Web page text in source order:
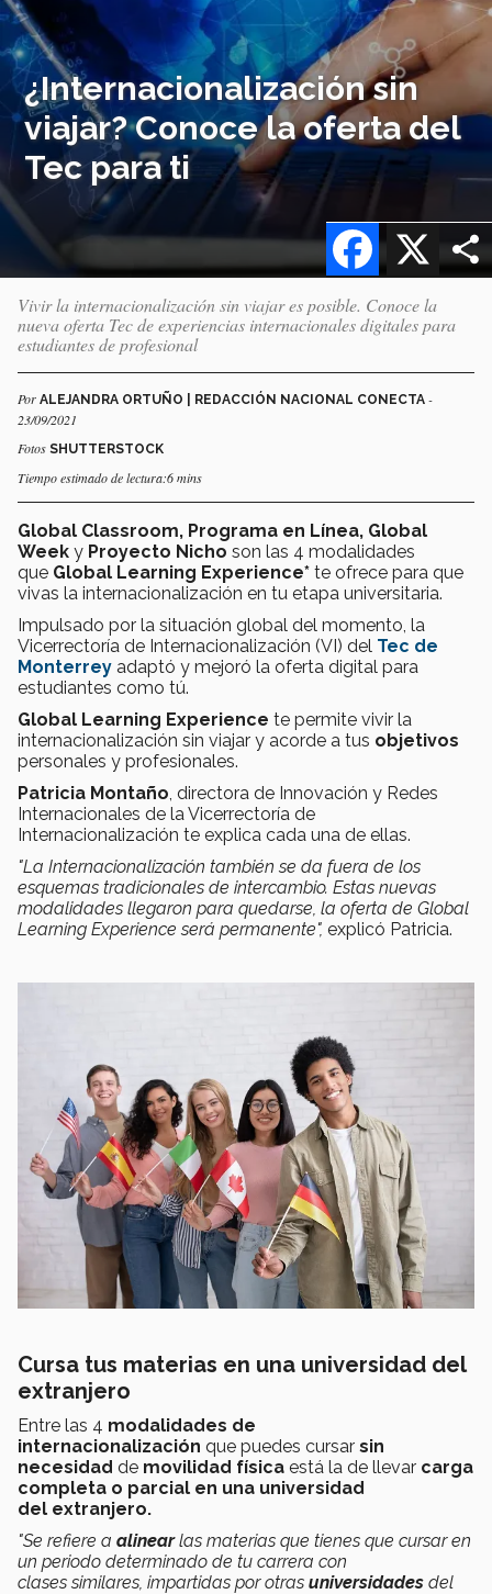
¿Internacionalización sin
viajar? Conoce la oferta del
Tec para ti
X
Facebook
Vivir la internacionalización sin viajar es posible. Conoce la
nueva oferta Tec de experiencias internacionales digitales para
estudiantes de profesional
Por ALEJANDRA ORTUÑO | REDACCIÓN NACIONAL CONECTA -
23/09/2021
Fotos SHUTTERSTOCK
Tiempo estimado de lectura:6 mins
Global Classroom, Programa en Línea, Global
Week y Proyecto Nicho son las 4 modalidades
que Global Learning Experience* te ofrece para que
vivas la internacionalización en tu etapa universitaria.
Impulsado por la situación global del momento, la
Vicerrectoría de Internacionalización (VI) del Tec de
Monterrey adaptó y mejoró la oferta digital para
estudiantes como tú.
Global Learning Experience te permite vivir la
internacionalización sin viajar y acorde a tus objetivos
personales y profesionales.
Patricia Montaño , directora de Innovación y Redes
Internacionales de la Vicerrectoría de
Internacionalización te explica cada una de ellas.
"La Internacionalización también se da fuera de los
esquemas tradicionales de intercambio. Estas nuevas
modalidades llegaron para quedarse, la oferta de Global
Learning Experience será permanente", explicó Patricia.
Cursa tus materias en una universidad del
extranjero
Entre las 4 modalidades de
internacionalización que puedes cursar sin
necesidad de movilidad física está la de llevar carga
completa o parcial en una universidad
del extranjero.
"Se refiere a alinearlas materias que tienes que cursar en
un periodo determinado de tu carrera con
clases similares, impartidas por otras universidades del